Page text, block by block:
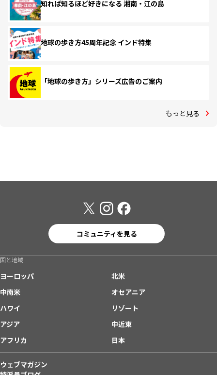
知れば知るほど好きになる 湘南・江の島
地球の歩き方45周年記念 インド特集
「地球の歩き方」シリーズ広告のご案内
もっと見る
コミュニティを見る
国と地域
ヨーロッパ
北米
中南米
オセアニア
ハワイ
リゾート
アジア
中近東
アフリカ
日本
ウェブマガジン